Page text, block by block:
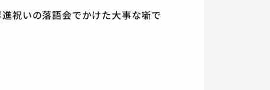
祝いの落語会でかけた大事な噺で